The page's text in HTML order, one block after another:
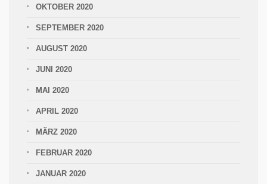
OKTOBER 2020
SEPTEMBER 2020
AUGUST 2020
JUNI 2020
MAI 2020
APRIL 2020
MÄRZ 2020
FEBRUAR 2020
JANUAR 2020